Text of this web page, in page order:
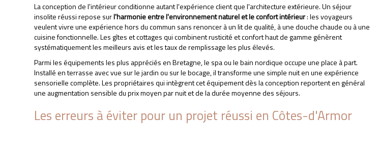
La conception de l'intérieur conditionne autant l'expérience client que l'architecture extérieure. Un séjour
insolite réussi repose surl'harmonie entre l'environnement naturel et le confort intérieur: les voyageurs
veulent vivre une expérience hors du commun sans renoncer à un lit de qualité, à une douche chaude ou à une
cuisine fonctionnelle. Les gîtes et cottages qui combinent rusticité et confort haut de gamme génèrent
systématiquement les meilleurs avis et les taux de remplissage les plus élevés.
Parmi les équipements les plus appréciés en Bretagne, le spa ou le bain nordique occupe une place à part.
Installé en terrasse avec vue sur le jardin ou sur le bocage, il transforme une simple nuit en une expérience
sensorielle complète. Les propriétaires qui intègrent cet équipement dès la conception reportent en général
une augmentation sensible du prix moyen par nuit et de la durée moyenne des séjours.
Les erreurs à éviter pour un projet réussi en Côtes-d'Armor